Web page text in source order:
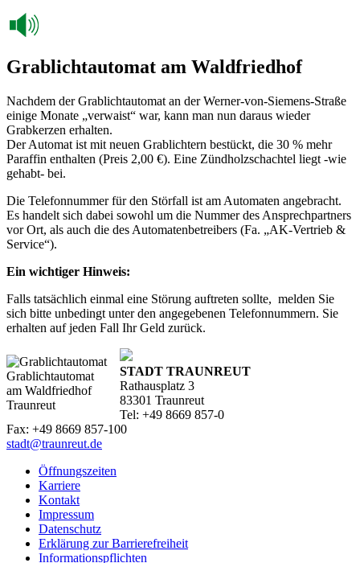
Grablichtautomat am Waldfriedhof
Nachdem der Grablichtautomat an der Werner-von-Siemens-Straße
einige Monate „verwaist“ war, kann man nun daraus wieder
Grabkerzen erhalten.
Der Automat ist mit neuen Grablichtern bestückt, die 30 % mehr
Paraffin enthalten (Preis 2,00 €). Eine Zündholzschachtel liegt -wie
gehabt- bei.
Die Telefonnummer für den Störfall ist am Automaten angebracht.
Es handelt sich dabei sowohl um die Nummer des Ansprechpartners
vor Ort, als auch die des Automatenbetreibers (Fa. „AK-Vertrieb &
Service“).
Ein wichtiger Hinweis:
Falls tatsächlich einmal eine Störung auftreten sollte, melden Sie
sich bitte unbedingt unter den angegebenen Telefonnummern. Sie
erhalten auf jeden Fall Ihr Geld zurück.
Grablichtautomat
am Waldfriedhof
Traunreut
STADT TRAUNREUT
Rathausplatz 3
83301 Traunreut
Tel: +49 8669 857-0
Fax: +49 8669 857-100
stadt@traunreut.de
Öffnungszeiten
Karriere
Kontakt
Impressum
Datenschutz
Erklärung zur Barrierefreiheit
Informationspflichten